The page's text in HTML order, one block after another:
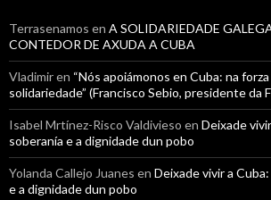
Terrasenamos en A SOLIDARIEDADE
CONTEDOR DE AXUDA A CUBA
Vladimiren “Nós apoiámonos en Cuba: na
solidariedade” (Francisco Sebio, presidente da
Isabel Mrtínez-Risco Valdivieso en Deixade
soberanía e a dignidade dun pobo
Yolanda Callejo Juanes en Deixade vivir a
e a dignidade dun pobo